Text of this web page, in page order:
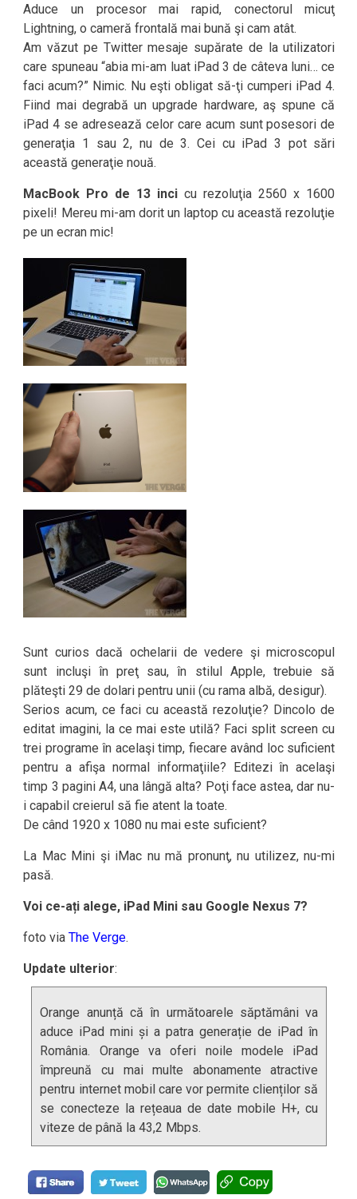
Aduce un procesor mai rapid, conectorul micuţ
Lightning, o cameră frontală mai bună şi cam atât.
Am văzut pe Twitter mesaje supărate de la utilizatori
care spuneau “abia mi-am luat iPad 3 de câteva luni… ce
faci acum?” Nimic. Nu eşti obligat să-ţi cumperi iPad 4.
Fiind mai degrabă un upgrade hardware, aş spune că
iPad 4 se adresează celor care acum sunt posesori de
generaţia 1 sau 2, nu de 3. Cei cu iPad 3 pot sări
această generaţie nouă.
MacBook Pro de 13 inci cu rezoluţia 2560 x 1600
pixeli! Mereu mi-am dorit un laptop cu această rezoluţie
pe un ecran mic!
Sunt curios dacă ochelarii de vedere şi microscopul
sunt incluşi în preţ sau, în stilul Apple, trebuie să
plăteşti 29 de dolari pentru unii (cu rama albă, desigur).
Serios acum, ce faci cu această rezoluţie? Dincolo de
editat imagini, la ce mai este utilă? Faci split screen cu
trei programe în acelaşi timp, fiecare având loc suficient
pentru a afişa normal informaţiile? Editezi în acelaşi
timp 3 pagini A4, una lângă alta? Poţi face astea, dar nu-
i capabil creierul să fie atent la toate.
De când 1920 x 1080 nu mai este suficient?
La Mac Mini şi iMac nu mă pronunţ, nu utilizez, nu-mi
pasă.
Voi ce-ați alege, iPad Mini sau Google Nexus 7?
foto viaThe Verge.
Update ulterior:
Orange anunță că în următoarele săptămâni va
aduce iPad mini și a patra generație de iPad în
România. Orange va oferi noile modele iPad
împreună cu mai multe abonamente atractive
pentru internet mobil care vor permite clienților să
se conecteze la rețeaua de date mobile H+, cu
viteze de până la 43,2 Mbps.